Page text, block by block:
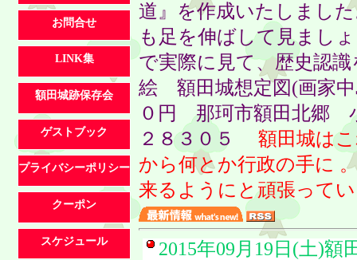
お問合せ
LINK集
額田城跡保存会
ゲストブック
プライバシーポリシー
クーポン
スケジュール
道』を作成いたしまし
も足を伸ばして見まし
で実際に見て、歴史認
絵 額田城想定図(画家中
０円 那珂市額田北郷
２８３０５ 額田城は
から何とか行政の手に
来るようにと頑張って
2015年09月19日(土)額